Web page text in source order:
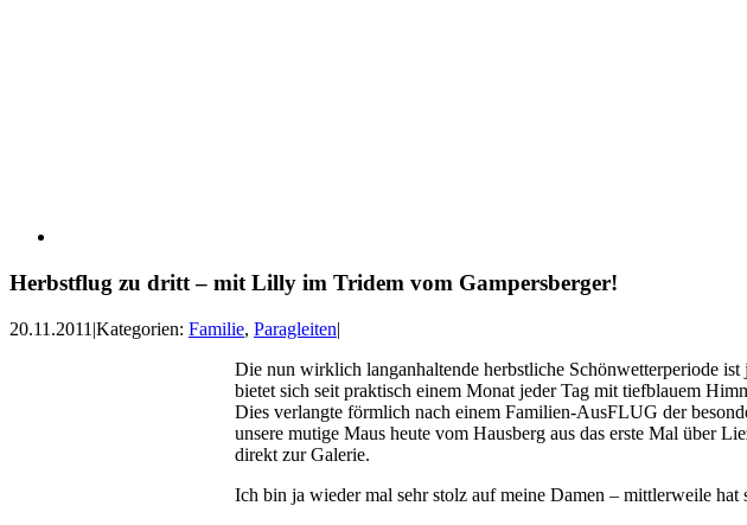
Herbstflug zu dritt – mit Lilly im Tridem vom Gampersberger!
20.11.2011 |Kategorien: Familie, Paragleiten|
Die nun wirklich langanhaltende herbstliche Schönwetterperiode
bietet sich seit praktisch einem Monat jeder Tag mit tiefblauem
Dies verlangte förmlich nach einem Familien-AusFLUG der
unsere mutige Maus heute vom Hausberg aus das erste Mal über
direkt zur Galerie.
Ich bin ja wieder mal sehr stolz auf meine Damen – mittlerweile